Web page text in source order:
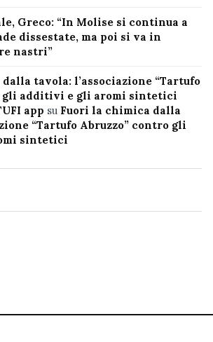
Greco: “In Molise si continua a
dissestate, ma poi si va in
nastri”
tavola: l’associazione “Tartufo
gli additivi e gli aromi sintetici
app su Fuori la chimica dalla
“Tartufo Abruzzo” contro gli
sintetici